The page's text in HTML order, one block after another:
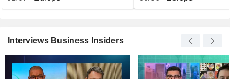
Interviews Business Insiders